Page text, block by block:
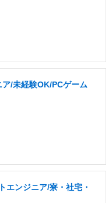
ア/未経験OK/PCゲーム
エンジニア/寮・社宅・